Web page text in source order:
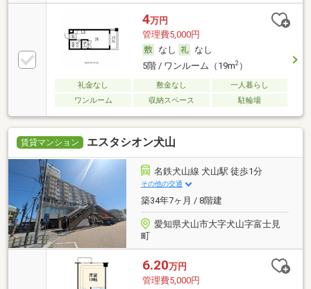
4万円
管理費5,000円
なし
なし
5階 / ワンルーム（19m2）
礼金なし 敷金なし
一人暮らし
ワンルーム
収納スペース 駐輪場
賃貸マンション エスタシオン犬山
名鉄犬山線 犬山駅 徒歩1分
その他の交通
築34年7ヶ月 / 8階建
愛知県犬山市大字犬山字富士見
町
6.20万円
管理費5,000円